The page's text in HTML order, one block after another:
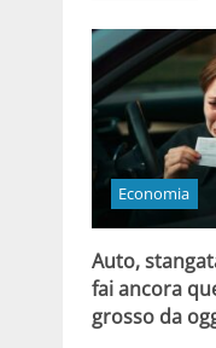
Economia
Auto,
fai ancora
grosso da